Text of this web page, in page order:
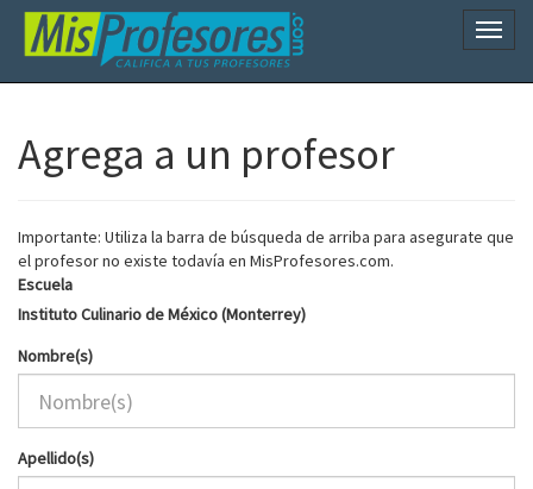
Agrega a un profesor
Importante: Utiliza la barra de búsqueda de arriba para asegurate que
el profesor no existe todavía en MisProfesores.com.
Escuela
Instituto Culinario de México (Monterrey)
Nombre(s)
Apellido(s)